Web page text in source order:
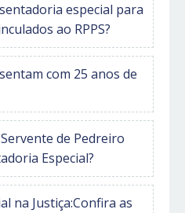
especial para
ao RPPS?
com 25 anos de
de Pedreiro
Especial?
na Justiça:Confira as